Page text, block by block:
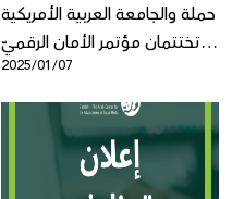
حملة والجامعة العربية الأمريكية
تختتمان مؤتمر الأمان الرقميّ
الثالث عن الحقوق الرقميّة
الفلسطينيّة خلال الحرب
2025/01/07